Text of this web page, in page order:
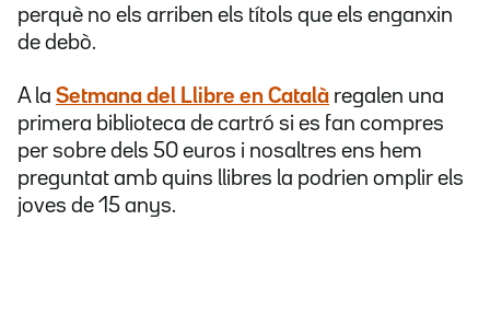
perquè no els arriben els títols que els enganxin
de debò.
A la Setmana del Llibre en Català regalen una
primera biblioteca de cartró si es fan compres
per sobre dels 50 euros i nosaltres ens hem
preguntat amb quins llibres la podrien omplir els
joves de 15 anys.